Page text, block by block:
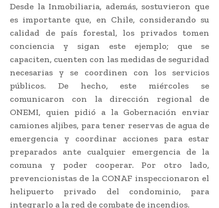
Desde la Inmobiliaria, además, sostuvieron que
es importante que, en Chile, considerando su
calidad de país forestal, los privados tomen
conciencia y sigan este ejemplo; que se
capaciten, cuenten con las medidas de seguridad
necesarias y se coordinen con los servicios
públicos. De hecho, este miércoles se
comunicaron con la dirección regional de
ONEMI, quien pidió a la Gobernación enviar
camiones aljibes, para tener reservas de agua de
emergencia y coordinar acciones para estar
preparados ante cualquier emergencia de la
comuna y poder cooperar. Por otro lado,
prevencionistas de la CONAF inspeccionaron el
helipuerto privado del condominio, para
integrarlo a la red de combate de incendios.